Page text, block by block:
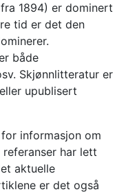
1894) er dominert
tid er det den
både
Skjønnlitteratur er
upublisert
informasjon om
har lett
aktuelle
er det også